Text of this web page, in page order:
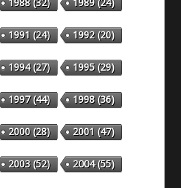
1991 (24) 1992(20)
1994(27) 1995(29)
1997(44) 1998(36)
2000(28) 2001 (47)
2003(52) 2004(55)